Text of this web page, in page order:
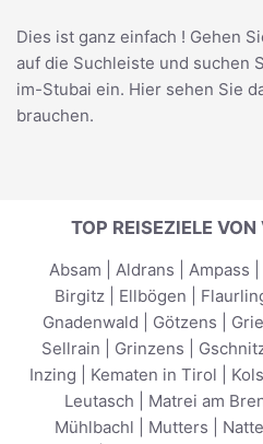
Dies ist ganz einfach ! Gehen
auf die Suchleiste und suchen
im-Stubai ein. Hier sehen Sie
brauchen.
TOP REISEZIELE
Absam Aldrans Ampass
Birgitz| Ellbögen
Gnadenwald
Götzens
Sellrain
Grinzens
Inzing
Kematen in Tirol
Leutasch
Matrei am
Mühlbachl
Mutters